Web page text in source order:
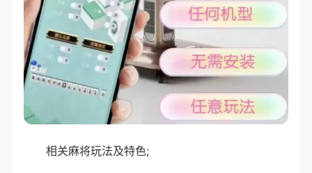
相关麻将玩法及特色;